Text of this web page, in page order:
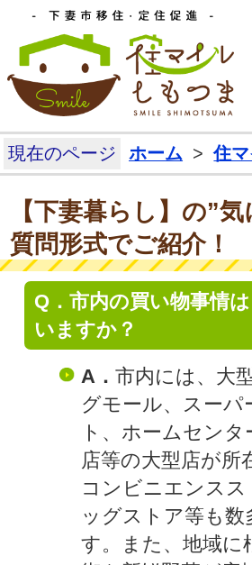
現在のページ ホーム > 住
【下妻暮らし】の”気
質問形式でご紹介！
Q．市内の買い物事情
いますか？
A．市内には、大
グモール、スーパ
ト、ホームセンタ
店等の大型店が所
コンビニエンスス
ッグストア等も数
す。また、地域に